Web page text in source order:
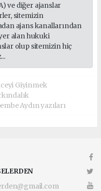
ve diğer ajanslar
sitemizin
ajans kanallarından
alan hukuki
olup sitemizin hiç
Giyinmek
Aydın yazıları